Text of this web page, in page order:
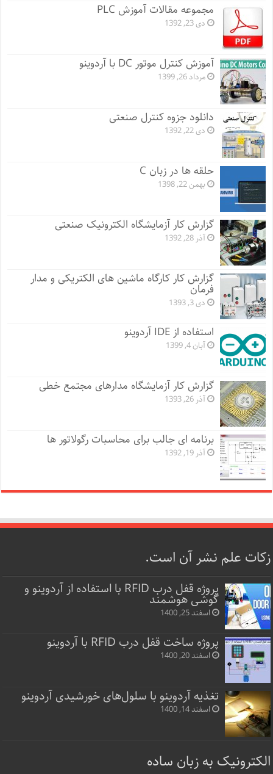
مجموعه مقالات آموزش PLC
دی 23, 1392
آموزش کنترل موتور DC با آردوینو
مرداد 26, 1399
دانلود جزوه کنترل صنعتی
دی 22, 1392
حلقه ها در زبان C
بهمن 22, 1398
گزارش کار آزمایشگاه الکترونیک صنعتی
آذر 28, 1392
گزارش کار کارگاه ماشین های الکتریکی و مدار
فرمان
دی 3, 1393
استفاده از IDE آردوینو
آبان 4, 1399
گزارش کار آزمایشگاه مدارهای مجتمع خطی
آذر 26, 1393
برنامه ای جالب برای محاسبات رگولاتور ها
آذر 19, 1392
زکات علم نشر آن است.
پروژه قفل‌ درب RFID با استفاده از آردوینو و
گوشی هوشمند
اسفند 25, 1400
پروژه ساخت قفل‌ درب RFID با آردوینو
اسفند 20, 1400
تغذیه آردوینو با سلول‌های خورشیدی آردوینو
اسفند 14, 1400
الکترونیک به زبان ساده